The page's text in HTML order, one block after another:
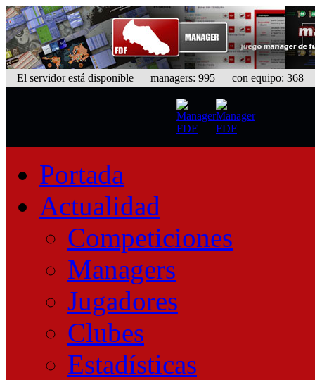
El servidor está disponible managers: 995 con equipo: 368
Portada
Actualidad
Competiciones
Managers
Jugadores
Clubes
Estadísticas